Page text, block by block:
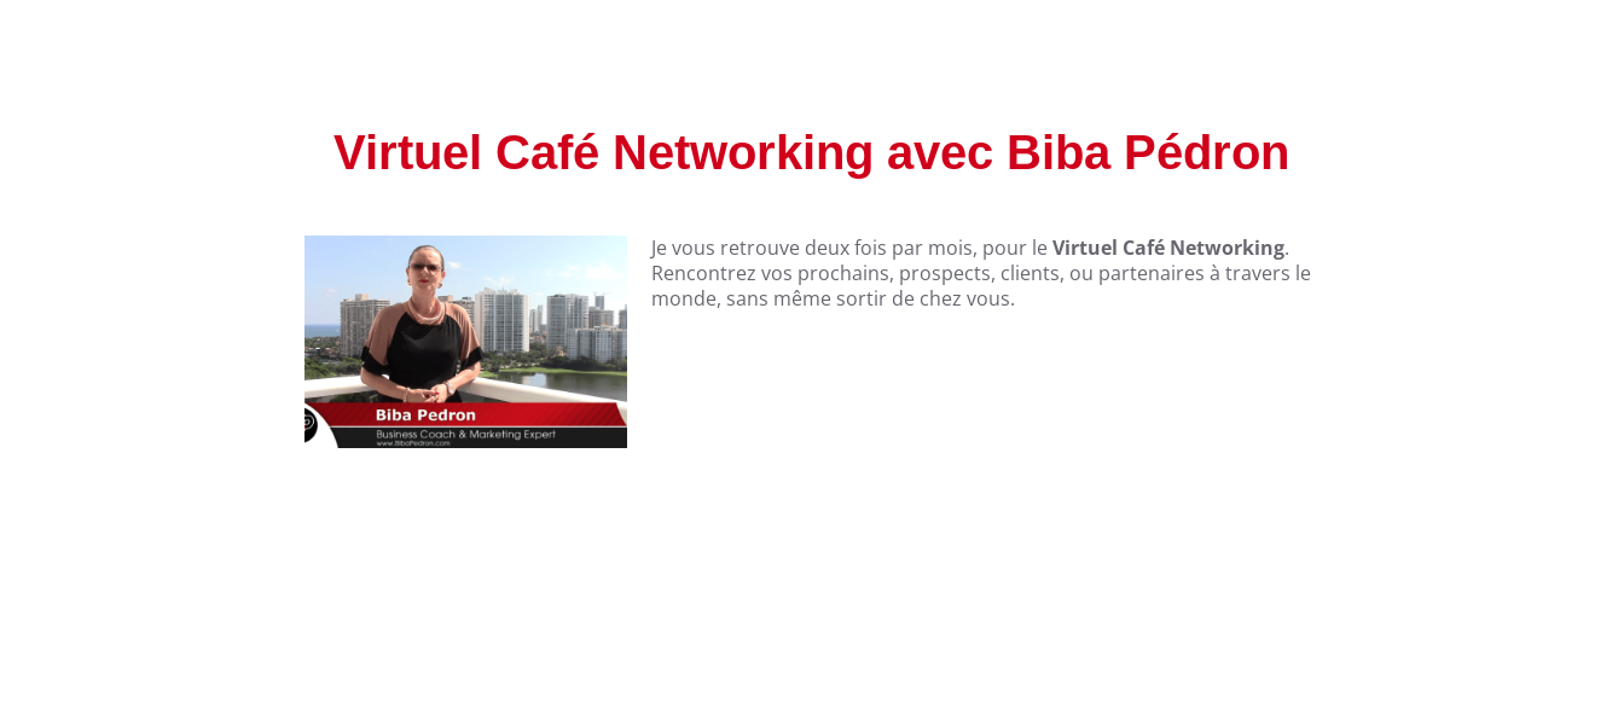
Virtuel Café Networking avec Biba Pédron
Je vous retrouve deux fois par mois, pour leVirtuel Café Networking.
Rencontrez vos prochains, prospects, clients, ou partenaires à travers le
monde, sans même sortir de chez vous.